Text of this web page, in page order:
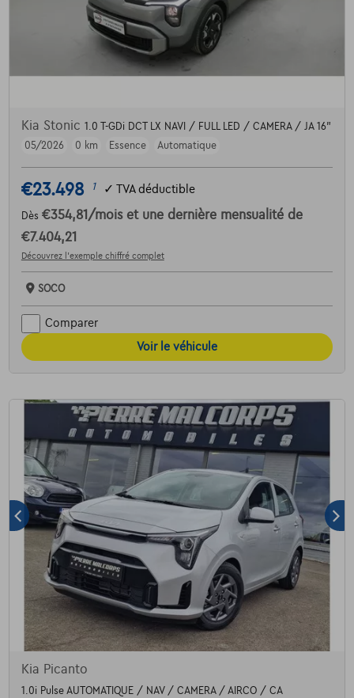
Kia Stonic 1.0 T-GDi DCT LX NAVI / FULL LED / CAMERA / JA 16"
05/2026
0 km Essence Automatique
€23.498 1 ✓ TVA déductible
Dès €354,81 /mois et une dernière mensualité de
€7.404,21
Découvrez l’exemple chiffré complet
SOCO
Comparer
Voir le véhicule
Kia Picanto
1.0i Pulse AUTOMATIQUE / NAV / CAMERA / AIRCO / CA